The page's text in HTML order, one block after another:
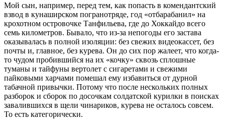
Мой сын, например, перед тем, как попасть в комендантский
взвод в кунаширском погранотряде, год «отбарабанил» на
крохотном островочке Танфильева, где до Хоккайдо всего
семь километров. Бывало, что из-за непогоды его застава
оказывалась в полной изоляции: без свежих видеокассет, без
почты и, главное, без курева. Он до сих пор жалеет, что когда-
то чудом пробившийся на их «кочку» сквозь сплошные
туманы и тайфуны вертолет с сигаретами и свежими
пайковыми харчами помешал ему избавиться от дурной
табачной привычки. Потому что после нескольких полных
разборок и сборок по досочкам солдатской курилки в поисках
завалившихся в щели чинариков, курева не осталось совсем.
То есть категорически.